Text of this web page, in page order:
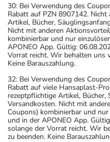
30: Bei Verwendung des
Rabatt auf PZN 8907142.
Artikel, Bücher,
Nicht mit anderen
kombinierbar und nur
APONEO App. Gültig:
Vorrat reicht. Wir behalten uns
Keine Barauszahlung.
32: Bei Verwendung des
Rabatt auf viele Hansaplast-
rezeptpflichtige Artikel,
Versandkosten. Nicht mit
Coupons) kombinierbar und
und in der APONEO App.
solange der Vorrat reicht. Wir
zu beenden. Keine